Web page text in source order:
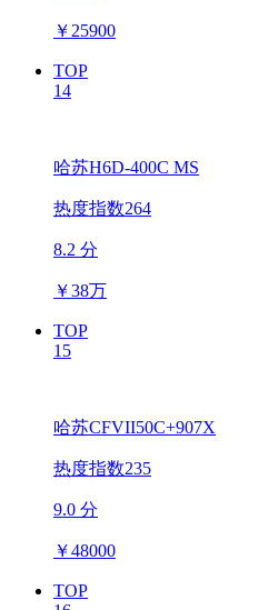
￥ 25900
TOP
14
哈苏H6D-400C MS
热度指数264
8.2 分
￥38万
TOP
15
哈苏CFVII50C+907X
热度指数235
9.0 分
￥48000
TOP